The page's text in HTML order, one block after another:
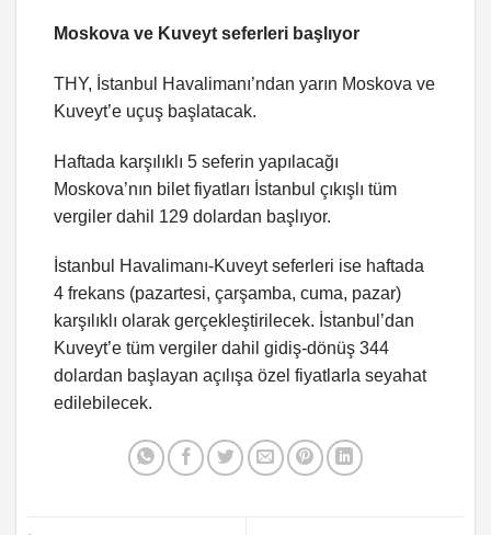
Moskova ve Kuveyt seferleri başlıyor
THY, İstanbul Havalimanı’ndan yarın Moskova ve
Kuveyt’e uçuş başlatacak.
Haftada karşılıklı 5 seferin yapılacağı
Moskova’nın bilet fiyatları İstanbul çıkışlı tüm
vergiler dahil 129 dolardan başlıyor.
İstanbul Havalimanı-Kuveyt seferleri ise haftada
4 frekans (pazartesi, çarşamba, cuma, pazar)
karşılıklı olarak gerçekleştirilecek. İstanbul’dan
Kuveyt’e tüm vergiler dahil gidiş-dönüş 344
dolardan başlayan açılışa özel fiyatlarla seyahat
edilebilecek.